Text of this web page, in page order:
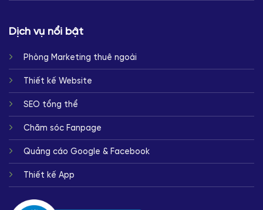
Dịch vụ nổi bật
Phòng Marketing thuê ngoài
Thiết kế Website
SEO tổng thể
Chăm sóc Fanpage
Quảng cáo Google & Facebook
Thiết kế App